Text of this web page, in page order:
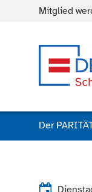
Mitglied
Der